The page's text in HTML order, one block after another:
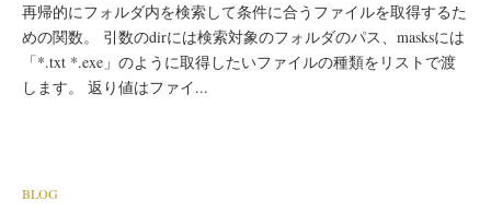
再帰的にフォルダ内を検索して条件に合うファイルを取得するた
めの関数。 引数のdirには検索対象のフォルダのパス、masksには
「*.txt *.exe」のように取得したいファイルの種類をリストで渡
します。 返り値はファイ...
BLOG